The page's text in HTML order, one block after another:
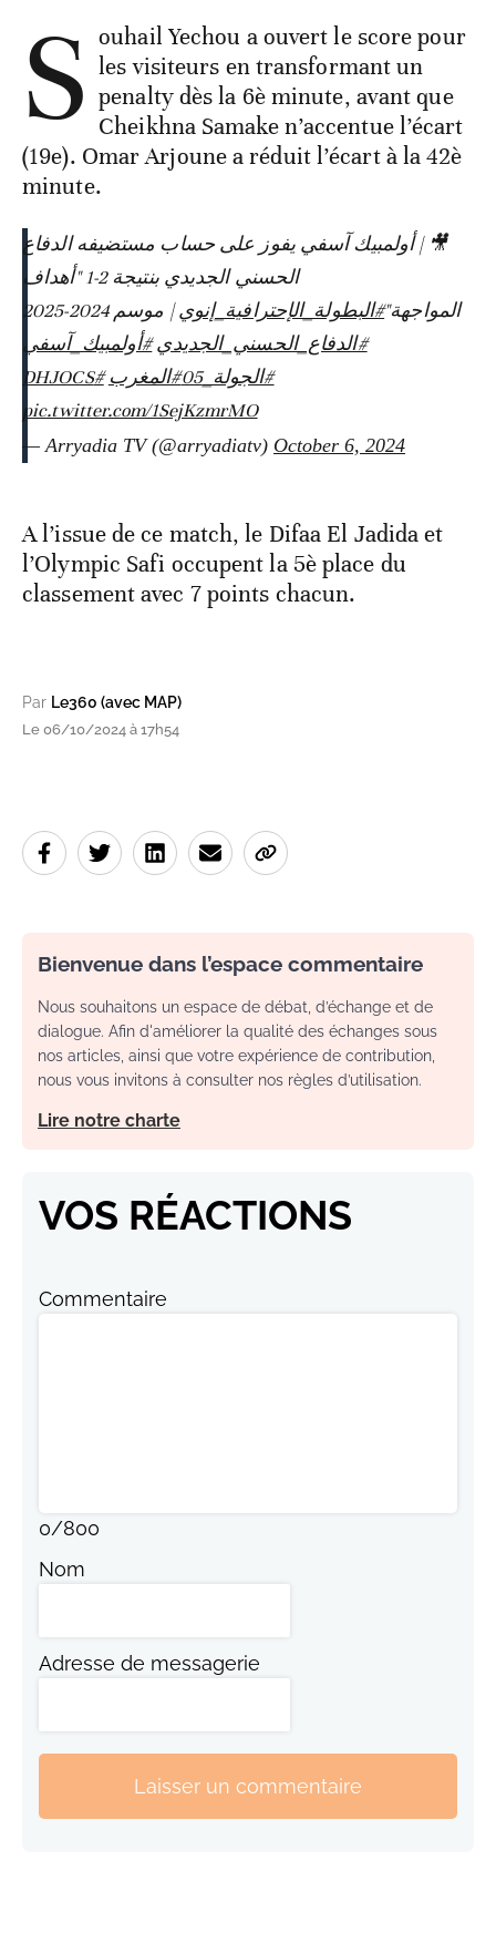
S ouhail Yechou a ouvert le score pour
les visiteurs en transformant un
penalty dès la 6è minute, avant que
Cheikhna Samake n’accentue l’écart
(19e). Omar Arjoune a réduit l’écart à la 42è
minute.
🎥 | أولمبيك آسفي يفوز على حساب مستضيفه الدفاع
الحسني الجديدي بنتيجة 2-1 "أهداف
المواجهة"#البطولة_الإحترافية_إنوي| موسم 2024-2025
#الدفاع_الحسني_الجديدي #أولمبيك_آسفي
#الجولة_05
#المغرب #DHJOCS
pic.twitter.com/1SejKzmrMO
— Arryadia TV (@arryadiatv) October 6, 2024
A l’issue de ce match, le Difaa El Jadida et
l’Olympic Safi occupent la 5è place du
classement avec 7 points chacun.
Par Le360 (avec MAP)
Le 06/10/2024 à 17h54
Bienvenue dans l’espace commentaire
Nous souhaitons un espace de débat, d’échange et de
dialogue. Afin d'améliorer la qualité des échanges sous
nos articles, ainsi que votre expérience de contribution,
nous vous invitons à consulter nos règles d’utilisation.
Lire notre charte
VOS RÉACTIONS
Commentaire
0/800
Nom
Adresse de messagerie
Laisser un commentaire